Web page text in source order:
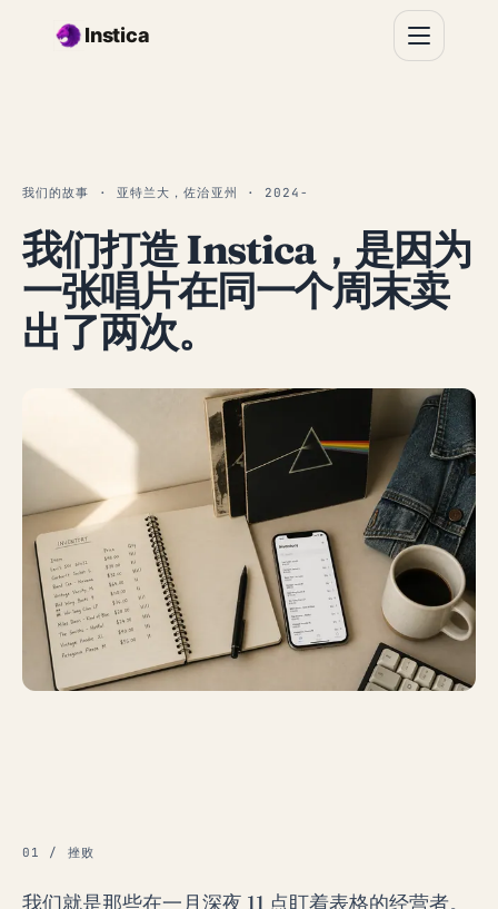
Instica
我们的故事 · 亚特兰大，佐治亚州 · 2024-
我们打造 Instica，是因为
一张唱片在同一个周末卖
出了两次。
01 / 挫败
我们就是那些在一月深夜 11 点盯着表格的经营者。